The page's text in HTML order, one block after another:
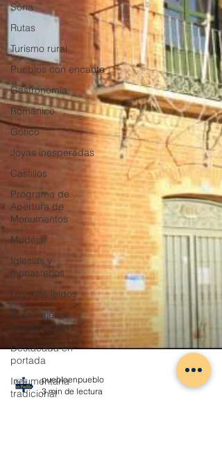
Soria
Rutas
Turismo rural
Pueblos con encanto
Gastronomía
Románico
Gótico
Joyas inesperadas
Castillos
Programa de
Apertura de
Monumentos
Mudéjar
Iglesias y
monasterios
Los más leídos
Para viajeros
inconformistas
Destacada en
portada
Indumentaria
tradicional